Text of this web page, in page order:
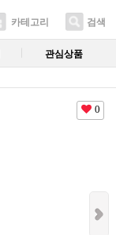
카테고리 검색
관심상품
0